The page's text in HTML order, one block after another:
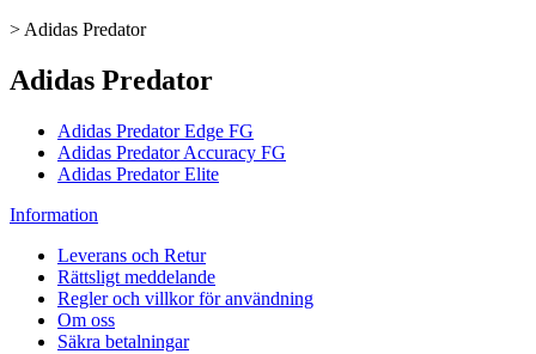
> Adidas Predator
Adidas Predator
Adidas Predator Edge FG
Adidas Predator Accuracy FG
Adidas Predator Elite
Information
Leverans och Retur
Rättsligt meddelande
Regler och villkor för användning
Om oss
Säkra betalningar